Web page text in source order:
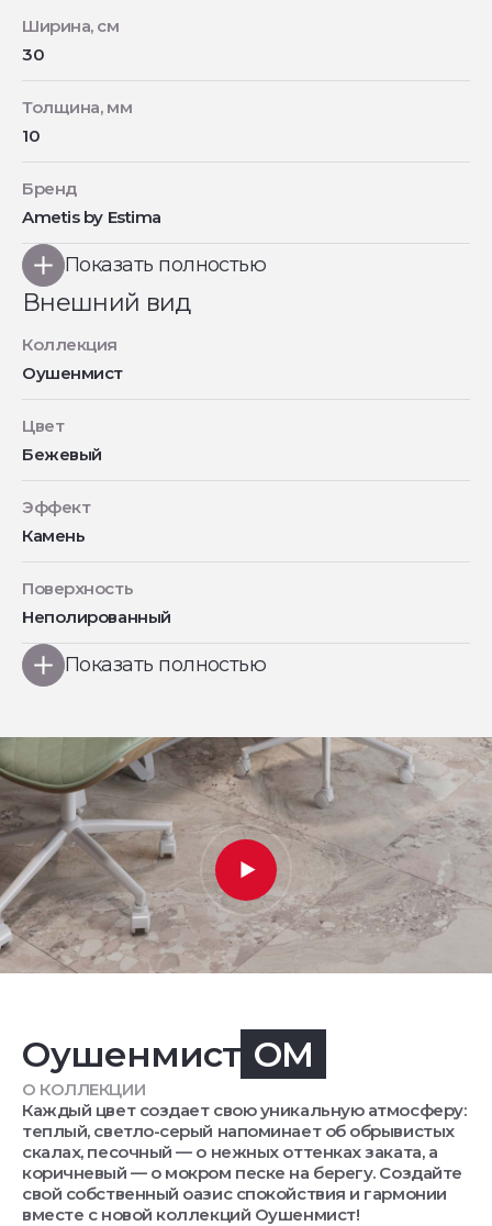
Ширина, см
30
Толщина, мм
10
Бренд
Ametis by Estima
Показать полностью
Внешний вид
Коллекция
Оушенмист
Цвет
Бежевый
Эффект
Камень
Поверхность
Неполированный
Показать полностью
Оушенмист OM
О КОЛЛЕКЦИИ
Каждый цвет создает свою уникальную атмосферу:
теплый, светло-серый напоминает об обрывистых
скалах, песочный — о нежных оттенках заката, а
коричневый — о мокром песке на берегу. Создайте
свой собственный оазис спокойствия и гармонии
вместе с новой коллекций Оушенмист!